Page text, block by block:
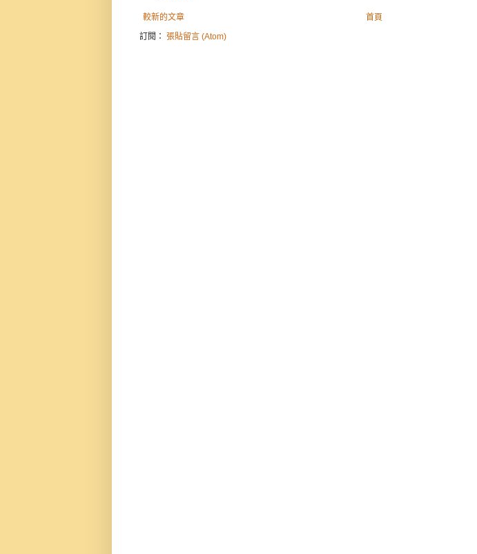
較新的文章
首頁
訂閱： 張貼留言 (Atom)